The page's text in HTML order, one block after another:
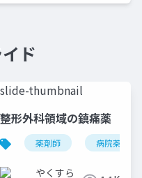
ド
整形外科領域の鎮痛薬
薬剤師 病院薬剤師
やくすら